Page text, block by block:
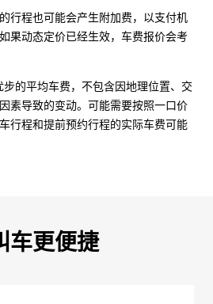
行程也可能会产生附加费，以支付机
果动态定价已经生效，车费报价会考
的平均车费，不包含因地理位置、交
素导致的变动。可能需要按照一口价
行程和提前预约行程的实际车费可能
车更便捷